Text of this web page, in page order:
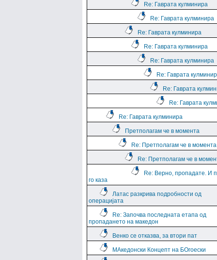
Re: Гаврата кулминира
Re: Гаврата кулминира
Re: Гаврата кулминира
Re: Гаврата кулминира
Re: Гаврата кулминира
Re: Гаврата
Re: Гаврата
Re: Гаврата
Re: Гаврата кулминира
Претполагам че в момента
Re: Претполагам че в момента
Re: Претполагам че в
Re: Верно, пропадате. И
го каза
Латас разкрива подробности од
операцијата
Re: Започва последната етапа од
пропадането на македон
Венко се отказва, за втори пат
МАкедонски Концепт на БОгоески